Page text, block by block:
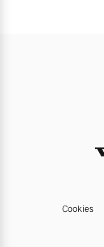
Cookies